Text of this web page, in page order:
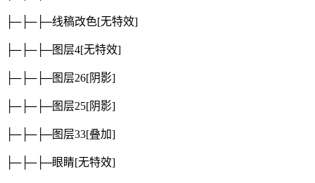
├─├─├─线稿改色[无特效]
├─├─├─图层4[无特效]
├─├─├─图层26[阴影]
├─├─├─图层25[阴影]
├─├─├─图层33[叠加]
├─├─├─眼睛[无特效]